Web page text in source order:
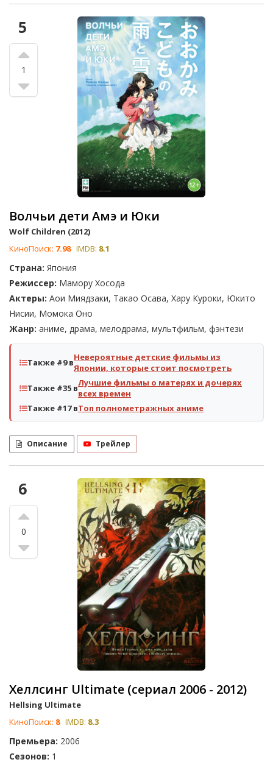
5
1
Волчьи дети Амэ и Юки
Wolf Children (2012)
КиноПоиск: 7.98 IMDB: 8.1
Страна: Япония
Режиссер: Мамору Хосода
Актеры: Аои Миядзаки, Такао Осава, Хару Куроки, Юкито
Нисии, Момока Оно
Жанр: аниме, драма, мелодрама, мультфильм, фэнтези
Также #9 вНевероятные детские фильмы из
Японии, которые стоит посмотреть
Также #35 вЛучшие фильмы о матерях и дочерях
всех времен
Также #17 вТоп полнометражных аниме
Описание Трейлер
6
0
Хеллсинг Ultimate (сериал 2006 - 2012)
Hellsing Ultimate
КиноПоиск: 8 IMDB: 8.3
Премьера: 2006
Сезонов: 1